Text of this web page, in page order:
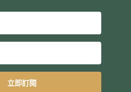
立即訂閱